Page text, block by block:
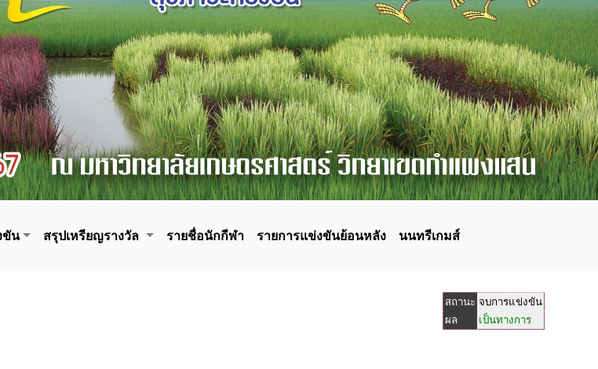
ขัน สรุปเหรียญรางวัล รายชื่อนักกีฬา รายการแข่งขันย้อนหลัง นนทรีเกมส์
สถานะ จบการแข่งขัน
ผล
เป็นทางการ